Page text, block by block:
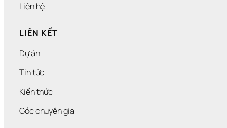
Liên hệ
LIÊN KẾT
Dự án
Tin tức
Kiến thức
Góc chuyên gia